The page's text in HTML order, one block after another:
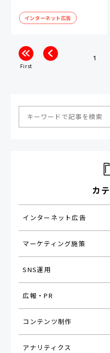
インターネット広告
First
1
カ
インターネット広告
マーケティング施策
SNS運用
広報・PR
コンテンツ制作
アナリティクス